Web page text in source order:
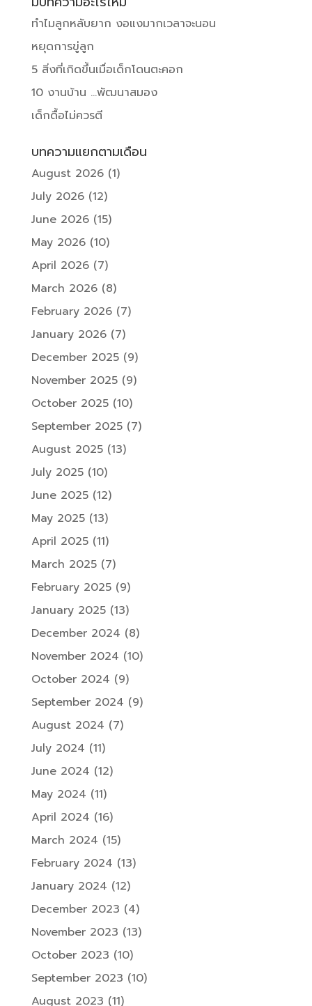
ทำไมลูกหลับยาก งอแงมากเวลาจะนอน
หยุดการขู่ลูก
5 สิ่งที่เกิดขึ้นเมื่อเด็กโดนตะคอก
10 งานบ้าน …พัฒนาสมอง
เด็กดื้อไม่ควรตี
บทความแยกตามเดือน
August 2026(1)
July 2026(12)
June 2026(15)
May 2026(10)
April 2026(7)
March 2026(8)
February 2026(7)
January 2026(7)
December 2025(9)
November 2025(9)
October 2025(10)
September 2025(7)
August 2025(13)
July 2025(10)
June 2025(12)
May 2025(13)
April 2025(11)
March 2025(7)
February 2025(9)
January 2025(13)
December 2024 (8)
November 2024 (10)
October 2024 (9)
September 2024 (9)
August 2024 (7)
July 2024 (11)
June 2024 (12)
May 2024 (11)
April 2024 (16)
March 2024 (15)
February 2024 (13)
January 2024 (12)
December 2023 (4)
November 2023 (13)
October 2023 (10)
September 2023 (10)
August 2023 (11)